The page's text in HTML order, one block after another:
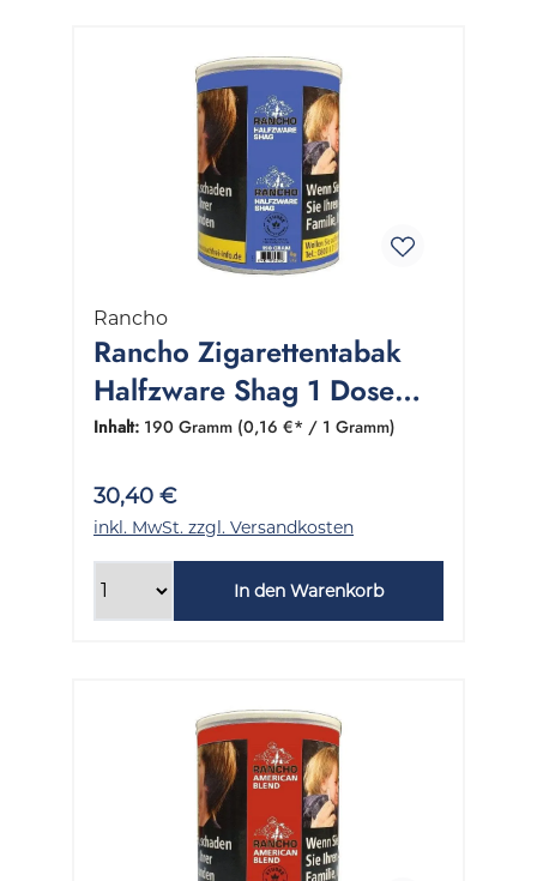
Rancho
Rancho Zigarettentabak
Halfzware Shag 1 Dose
190 Gramm
Inhalt: 190 Gramm (0,16 €* / 1 Gramm)
30,40 €
inkl. MwSt. zzgl. Versandkosten
In den Warenkorb